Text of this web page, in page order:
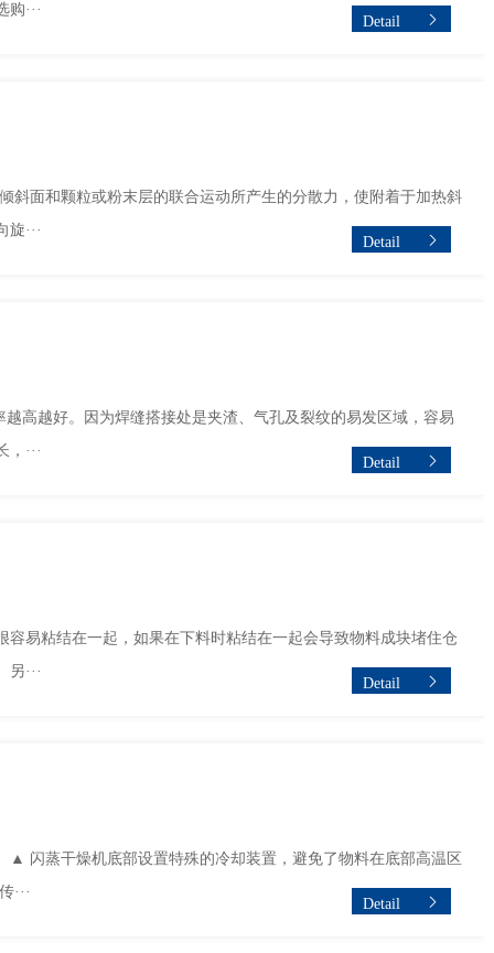
···
Detail
斜面和颗粒或粉末层的联合运动所产生的分散力，使附着于加热斜
···
Detail
越好。因为焊缝搭接处是夹渣、气孔及裂纹的易发区域，容易
···
Detail
易粘结在一起，如果在下料时粘结在一起会导致物料成块堵住仓
···
Detail
闪蒸干燥机底部设置特殊的冷却装置，避免了物料在底部高温区
···
Detail